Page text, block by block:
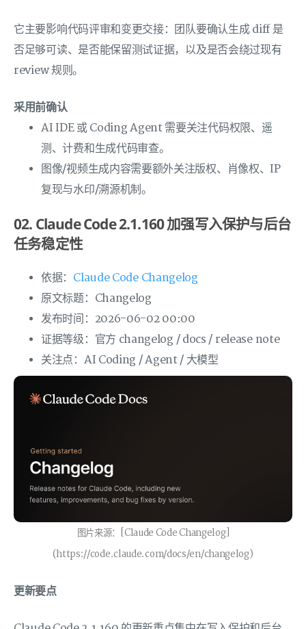
它主要影响代码评审和变更交接：团队要确认生成 diff 是
否足够可读、是否能保留测试证据，以及是否会绕过现有
review 规则。
采用前确认
AI IDE 或 Coding Agent 需要关注代码权限、遥
测、计费和生成代码审查。
图像/视频生成内容需要额外关注版权、肖像权、IP
复现与水印/溯源机制。
02. Claude Code 2.1.160 加强写入保护与后台
任务稳定性
依据： Claude Code Changelog
原文标题：Changelog
发布时间：2026-06-02 00:00
证据等级：官方 changelog / docs / release note
关注点：AI Coding / Agent / 大模型
图片来源：[Claude Code Changelog]
(https://code.claude.com/docs/en/changelog)
更新要点